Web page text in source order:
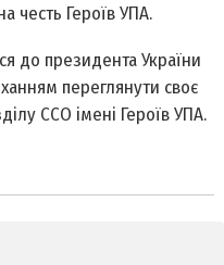
честь Героїв УПА.
до президента України
переглянути своє
ССО імені Героїв УПА.